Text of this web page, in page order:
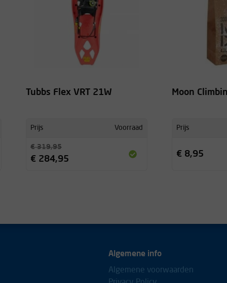
Tubbs Flex VRT 21W
Prijs Voorraad
€ 319,95
€ 284,95
Moon
Prijs
€ 8,95
Algemene info
Algemene voorwaarden